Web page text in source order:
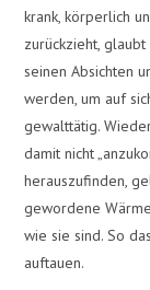
krank, körperlich
zurückzieht,
seinen Absichten
werden, um auf
gewalttätig.
damit nicht
herauszufinden,
gewordene
wie sie sind. So
auftauen.